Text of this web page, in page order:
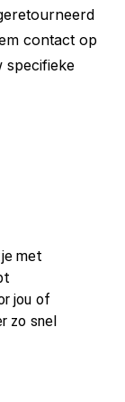
contact op
specifieke
met
jou of
zo snel